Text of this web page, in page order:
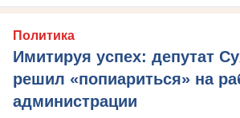
Политика
Имитируя успех: депутат
решил «попиариться» на
администрации